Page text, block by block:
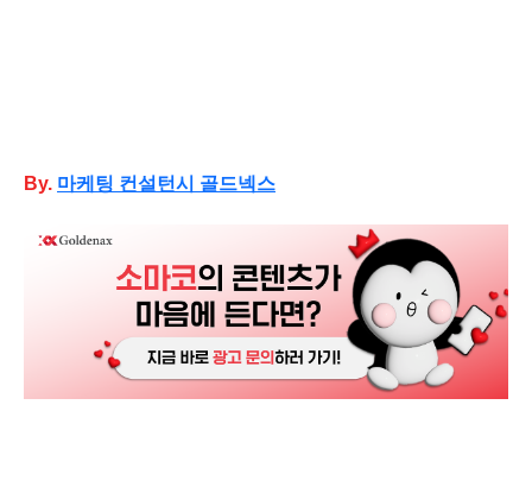
By. 마케팅 컨설턴시 골드넥스